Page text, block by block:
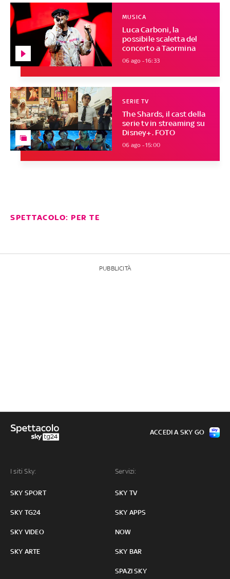
Luca Carboni, la
possibile scaletta del
concerto a Taormina
MUSICA
06 ago - 16:33
The Shards, il cast della
serie tv in streaming su
Disney+. FOTO
SERIE TV
06 ago - 15:00
SPETTACOLO: PER TE
PUBBLICITÀ
I siti Sky:
SKY SPORT
SKY TG24
SKY VIDEO
SKY ARTE
Servizi:
SKY TV
SKY APPS
NOW
SKY BAR
SPAZI SKY
ACCEDI A SKY GO